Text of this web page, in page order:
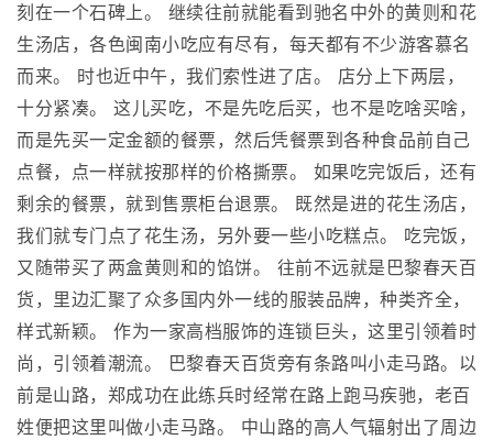
刻在一个石碑上。 继续往前就能看到驰名中外的黄则和花
生汤店，各色闽南小吃应有尽有，每天都有不少游客慕名
而来。 时也近中午，我们索性进了店。 店分上下两层，
十分紧凑。 这儿买吃，不是先吃后买，也不是吃啥买啥，
而是先买一定金额的餐票，然后凭餐票到各种食品前自己
点餐，点一样就按那样的价格撕票。 如果吃完饭后，还有
剩余的餐票，就到售票柜台退票。 既然是进的花生汤店，
我们就专门点了花生汤，另外要一些小吃糕点。 吃完饭，
又随带买了两盒黄则和的馅饼。 往前不远就是巴黎春天百
货，里边汇聚了众多国内外一线的服装品牌，种类齐全，
样式新颖。 作为一家高档服饰的连锁巨头，这里引领着时
尚，引领着潮流。 巴黎春天百货旁有条路叫小走马路。以
前是山路，郑成功在此练兵时经常在路上跑马疾驰，老百
姓便把这里叫做小走马路。 中山路的高人气辐射出了周边